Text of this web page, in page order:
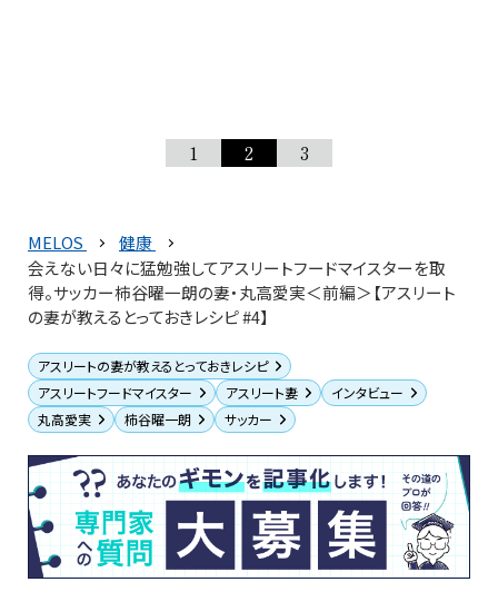
1 2 3
MELOS
健康
会えない日々に猛勉強してアスリートフードマイスターを取
得。サッカー柿谷曜一朗の妻・丸高愛実＜前編＞【アスリート
の妻が教えるとっておきレシピ #4】
アスリートの妻が教えるとっておきレシピ
アスリートフードマイスター
アスリート妻
インタビュー
丸高愛実
柿谷曜一朗 サッカー